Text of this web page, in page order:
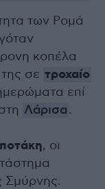
των Ρομά
κοπέλα
σε τροχαίο
επί
Λάρισα.
, οι
Σμύρνης.